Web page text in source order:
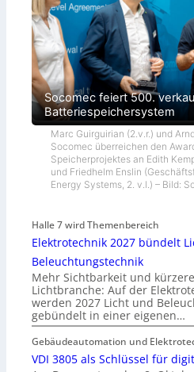
Socomec feiert 500.
Batteriespeichersystem
Marc Guirguirian (2.v.r.) und
Socomec überreichen den
Speicherprojektes an Edith
und Friedhelm Enslin
Energy Systems, 2. v.l.) – Bild:
Halle 7 wird Themenbereich
Elektrotechnik 2027 bündelt
Beleuchtungstechnik
Mehr Sichtbarkeit und
Lichtbranche: Auf der
werden 2027 Licht und
gebündelt in einer eigenen…
Gebäudeautomation und
VDI 3805 als Schlüssel für